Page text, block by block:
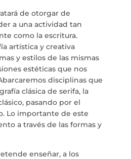
NOSOTROS
SERVICIOS
PROYECTOS
MARÍA ANCHIETA
BLOG
de otorgar de
a una actividad tan
como la escritura.
artística y creativa
y estilos de las mismas
estéticas que nos
disciplinas que
clásica de serifa, la
pasando por el
Lo importante de este
a través de las formas y
enseñar, a los